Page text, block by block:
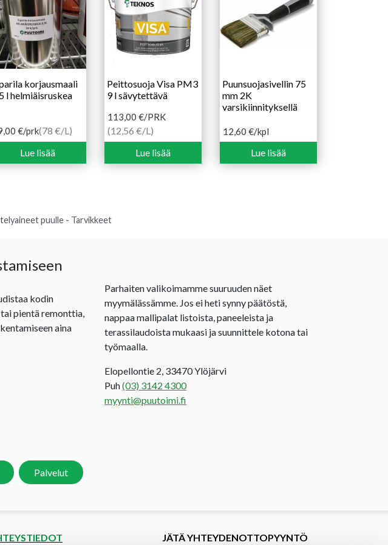
korjausmaali
l helmiäisruskea
€/prk(78 €/L)
Lue lisää
Peittosuoja Visa PM3
9 l sävytettävä
113,00 €/PRK
(12,56 €/L)
Lue lisää
Puunsuojasivellin 75
mm 2K
varsikiinnityksellä
12,60 €/kpl
Lue lisää
puulle - Tarvikkeet
kodin
pientä remonttia,
aina
Palvelut
Parhaiten valikoimamme suuruuden näet
myymälässämme. Jos ei heti synny päätöstä,
nappaa mallipalat listoista, paneeleista ja
terassilaudoista mukaasi ja suunnittele kotona tai
työmaalla.
Elopellontie 2, 33470 Ylöjärvi
Puh(03) 3142 4300
myynti@puutoimi.fi
JÄTÄ YHTEYDENOTTOPYYNTÖ